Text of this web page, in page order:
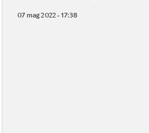
07 mag 2022 - 17:38